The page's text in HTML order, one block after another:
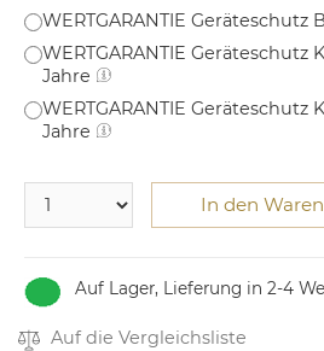
Auf Lager, Lieferung in 2-4
WERTGARANTIE Geräteschutz
WERTGARANTIE Geräteschutz
Jahre
WERTGARANTIE Geräteschutz
Jahre
In den
Auf die Vergleichsliste